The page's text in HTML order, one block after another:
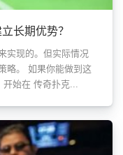
长期优势？
实现的。但实际情况
略。 如果你能做到这
开始在 传奇扑克...